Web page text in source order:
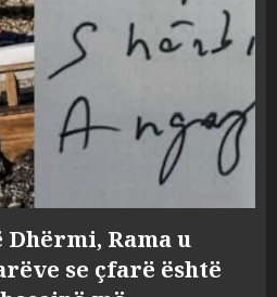
Rama u
se çfarë është